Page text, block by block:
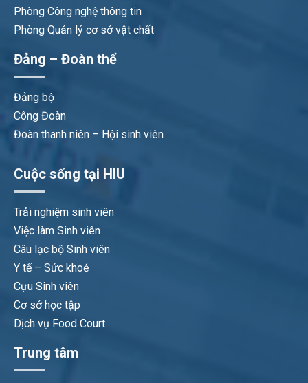
Phòng Công nghệ thông tin
Phòng Quản lý cơ sở vật chất
Đảng – Đoàn thể
Đảng bộ
Công Đoàn
Đoàn thanh niên – Hội sinh viên
Cuộc sống tại HIU
Trải nghiệm sinh viên
Việc làm Sinh viên
Câu lạc bộ Sinh viên
Y tế – Sức khoẻ
Cựu Sinh viên
Cơ sở học tập
Dịch vụ Food Court
Trung tâm